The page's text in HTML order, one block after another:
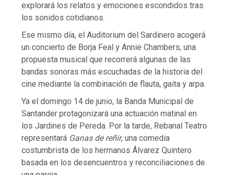
explorará los relatos y emociones escondidos tras
los sonidos cotidianos.
Ese mismo día, el Auditorium del Sardinero acogerá
un concierto de Borja Feal y Annie Chambers, una
propuesta musical que recorrerá algunas de las
bandas sonoras más escuchadas de la historia del
cine mediante la combinación de flauta, gaita y arpa.
Ya el domingo 14 de junio, la Banda Municipal de
Santander protagonizará una actuación matinal en
los Jardines de Pereda. Por la tarde, Rebanal Teatro
representará Ganas de reñir, una comedia
costumbrista de los hermanos Álvarez Quintero
basada en los desencuentros y reconciliaciones de